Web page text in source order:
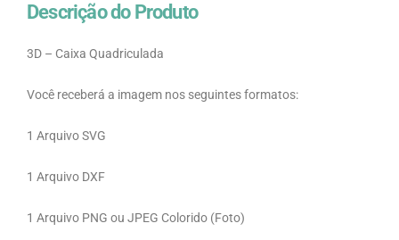
Descrição do Produto
3D – Caixa Quadriculada
Você receberá a imagem nos seguintes formatos:
1 Arquivo SVG
1 Arquivo DXF
1 Arquivo PNG ou JPEG Colorido (Foto)